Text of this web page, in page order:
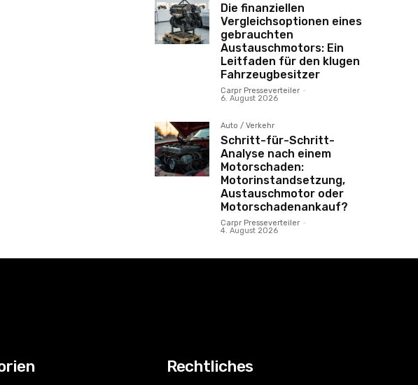
Die finanziellen
Vergleichsoptionen eines
gebrauchten
Austauschmotors: Ein
Leitfaden für den klugen
Fahrzeugbesitzer
Carpr Presseverteiler -
6. August 2026
Auto / Verkehr
Schritt-für-Schritt-
Analyse nach einem
Motorschaden:
Motorinstandsetzung,
Austauschmotor oder
Motorschadenankauf?
Carpr Presseverteiler -
4. August 2026
Rechtliches